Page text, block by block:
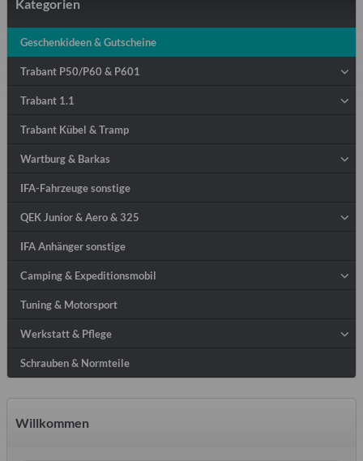
Kategorien
Geschenkideen & Gutscheine
Trabant P50/P60 & P601
Trabant 1.1
Trabant Kübel & Tramp
Wartburg & Barkas
IFA-Fahrzeuge sonstige
QEK Junior & Aero & 325
IFA Anhänger sonstige
Camping & Expeditionsmobil
Tuning & Motorsport
Werkstatt & Pflege
Schrauben & Normteile
Willkommen